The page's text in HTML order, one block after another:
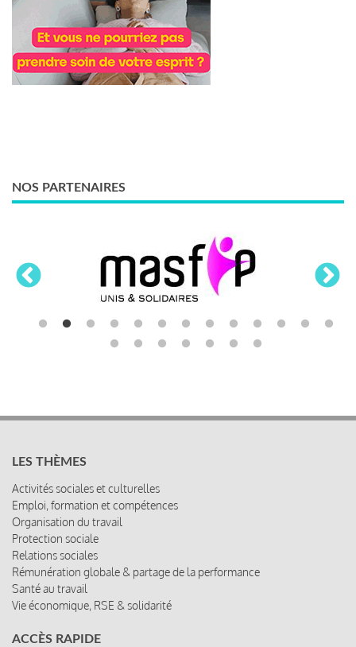
NOS PARTENAIRES
LES THÈMES
Activités sociales et culturelles
Emploi, formation et compétences
Organisation du travail
Protection sociale
Relations sociales
Rémunération globale & partage de la performance
Santé au travail
Vie économique, RSE & solidarité
ACCÈS RAPIDE